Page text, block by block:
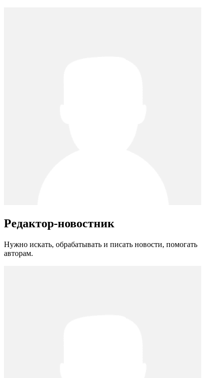
Редактор-новостник
Нужно искать, обрабатывать и писать новости, помогать
авторам.